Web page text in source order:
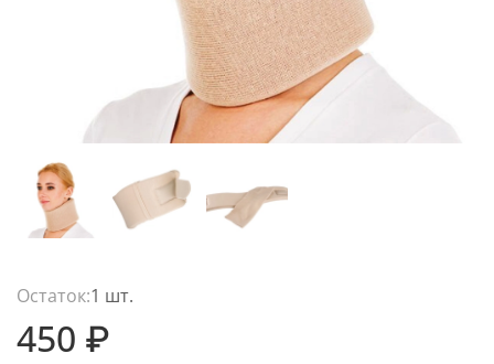
Остаток:1 шт.
450 ₽